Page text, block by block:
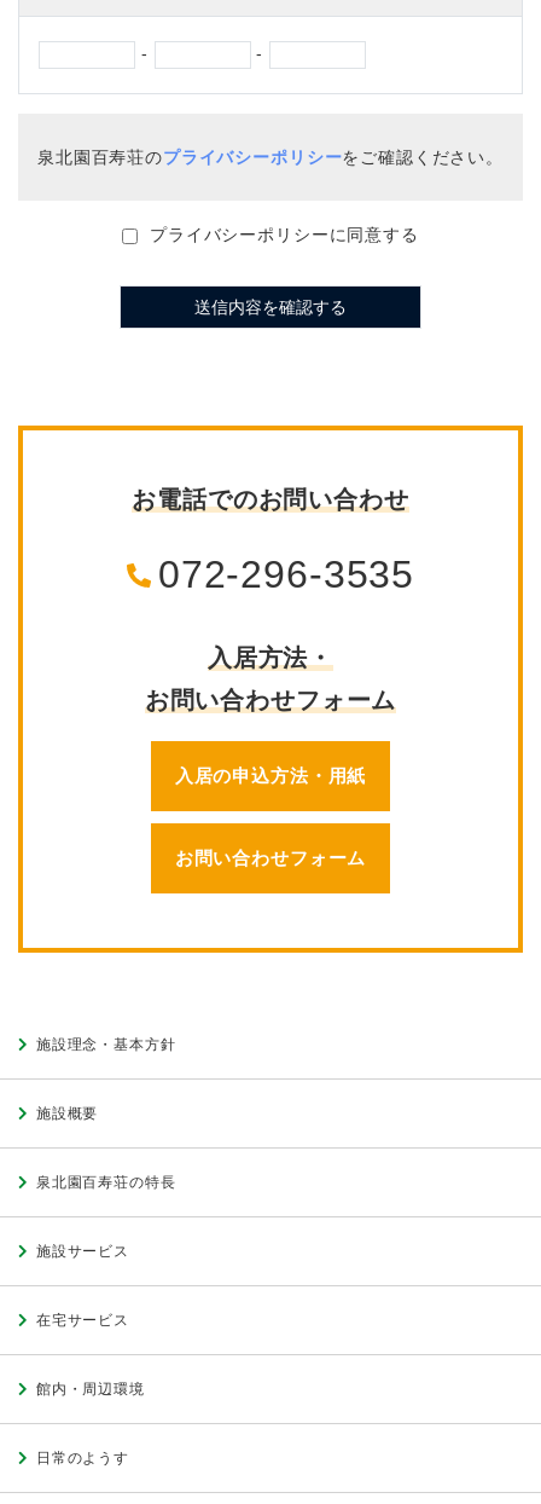
- -
泉北園百寿荘のプライバシーポリシーをご確認ください。
プライバシーポリシーに同意する
お電話でのお問い合わせ
072-296-3535
入居方法・
お問い合わせフォーム
入居の申込方法・用紙
お問い合わせフォーム
施設理念・基本方針
施設概要
泉北園百寿荘の特長
施設サービス
在宅サービス
館内・周辺環境
日常のようす